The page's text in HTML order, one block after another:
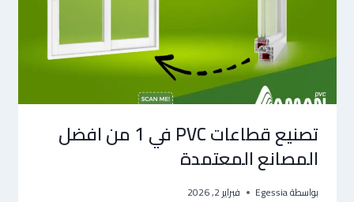
تصنيع قطاعات PVC في 1 من افضل
المصانع المعتمدة
بواسطةEgessia فبراير 2, 2026